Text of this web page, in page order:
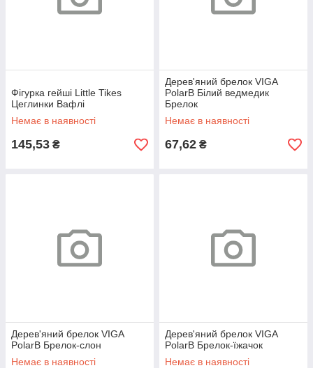
Фігурка гейші Little Tikes
Цеглинки Вафлі
Немає в наявності
145,53 ₴
Дерев'яний брелок VIGA
PolarB Білий ведмедик
Брелок
Немає в наявності
67,62 ₴
Дерев'яний брелок VIGA
PolarB Брелок-слон
Немає в наявності
Дерев'яний брелок VIGA
PolarB Брелок-їжачок
Немає в наявності